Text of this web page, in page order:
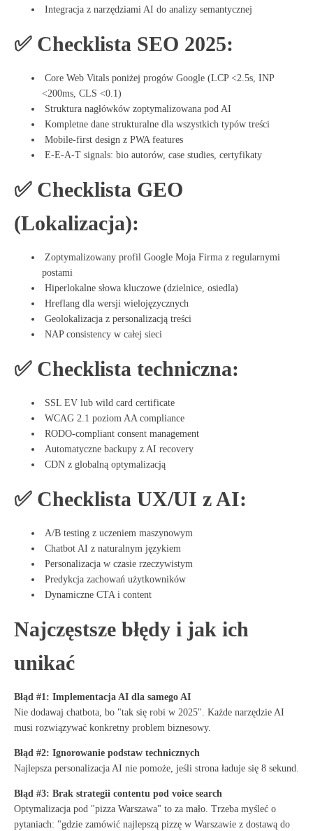
Integracja z narzędziami AI do analizy semantycznej
✅ Checklista SEO 2025:
Core Web Vitals poniżej progów Google (LCP <2.5s, INP
<200ms, CLS <0.1)
Struktura nagłówków zoptymalizowana pod AI
Kompletne dane strukturalne dla wszystkich typów treści
Mobile-first design z PWA features
E-E-A-T signals: bio autorów, case studies, certyfikaty
✅ Checklista GEO
(Lokalizacja):
Zoptymalizowany profil Google Moja Firma z regularnymi
postami
Hiperlokalne słowa kluczowe (dzielnice, osiedla)
Hreflang dla wersji wielojęzycznych
Geolokalizacja z personalizacją treści
NAP consistency w całej sieci
✅ Checklista techniczna:
SSL EV lub wild card certificate
WCAG 2.1 poziom AA compliance
RODO-compliant consent management
Automatyczne backupy z AI recovery
CDN z globalną optymalizacją
✅ Checklista UX/UI z AI:
A/B testing z uczeniem maszynowym
Chatbot AI z naturalnym językiem
Personalizacja w czasie rzeczywistym
Predykcja zachowań użytkowników
Dynamiczne CTA i content
Najczęstsze błędy i jak ich
unikać
Błąd #1: Implementacja AI dla samego AI
Nie dodawaj chatbota, bo "tak się robi w 2025". Każde narzędzie AI
musi rozwiązywać konkretny problem biznesowy.
Błąd #2: Ignorowanie podstaw technicznych
Najlepsza personalizacja AI nie pomoże, jeśli strona ładuje się 8 sekund.
Błąd #3: Brak strategii contentu pod voice search
Optymalizacja pod "pizza Warszawa" to za mało. Trzeba myśleć o
pytaniach: "gdzie zamówić najlepszą pizzę w Warszawie z dostawą do